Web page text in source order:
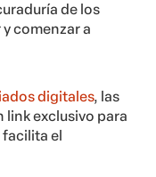
de los
comenzar a
digitales, las
link exclusivo para
el